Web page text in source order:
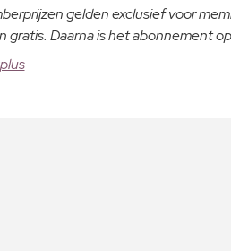
gelden exclusief voor
Daarna is het abonnement